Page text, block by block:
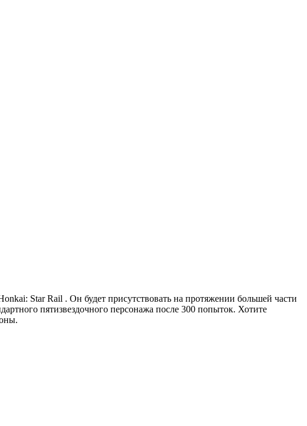
Star Rail . Он будет присутствовать на протяжении большей части
пятизвездочного персонажа после 300 попыток. Хотите